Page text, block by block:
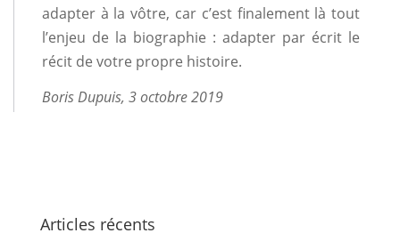
adapter à la vôtre, car c’est finalement là tout
l’enjeu de la biographie : adapter par écrit le
récit de votre propre histoire.
Boris Dupuis, 3 octobre 2019
Articles récents